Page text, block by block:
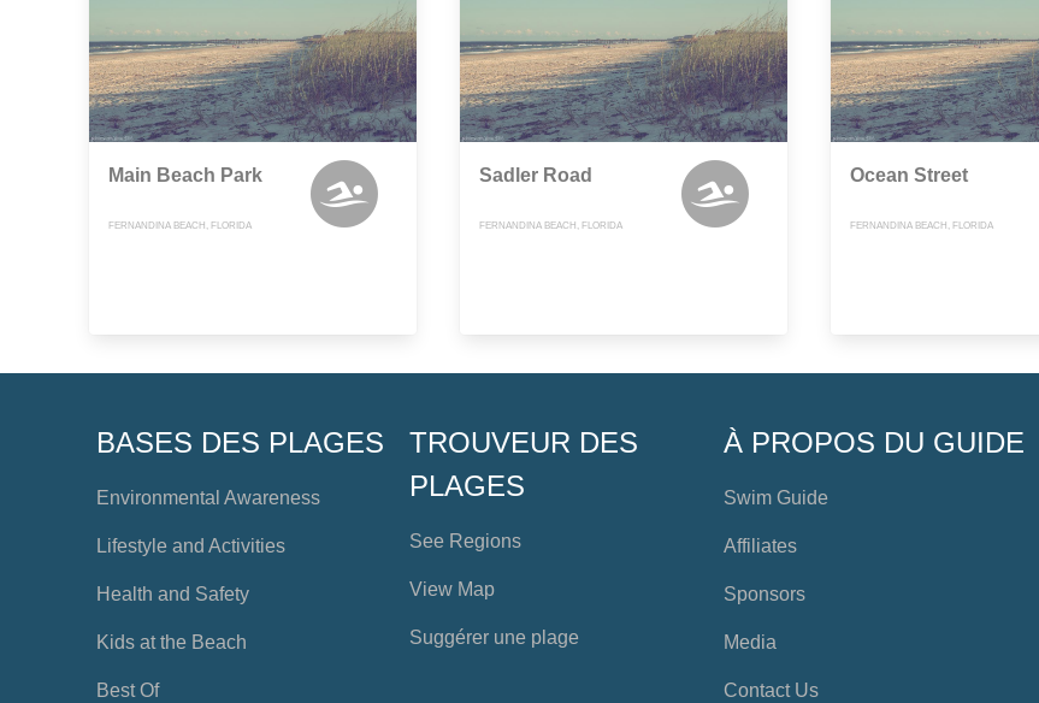
Main Beach Park
FERNANDINA BEACH, FLORIDA
Sadler Road
FERNANDINA BEACH, FLORIDA
Ocean Street
FERNANDINA BEACH, FLORIDA
BASES DES PLAGES
Environmental Awareness
Lifestyle and Activities
Health and Safety
Kids at the Beach
Best Of
TROUVEUR DES
PLAGES
See Regions
View Map
Suggérer une plage
À PROPOS DU GUIDE
Swim Guide
Affiliates
Sponsors
Media
Contact Us